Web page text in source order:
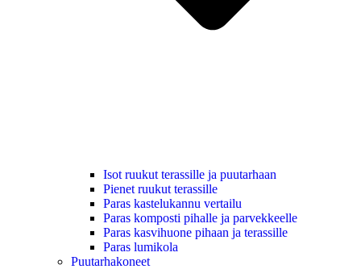
Isot ruukut terassille ja puutarhaan
Pienet ruukut terassille
Paras kastelukannu vertailu
Paras komposti pihalle ja parvekkeelle
Paras kasvihuone pihaan ja terassille
Paras lumikola
Puutarhakoneet